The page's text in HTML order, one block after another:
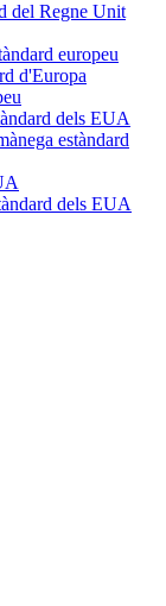
del Regne Unit
europeu
d'Europa
dels EUA
estàndard
dels EUA